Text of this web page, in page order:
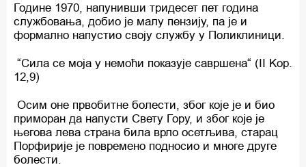
Године 1970, напунивши тридесет пет година
службовања, добио је малу пензију, па је и
формално напустио своју службу у Поликлиници.
“Сила се моја у немоћи показује савршена“ (II Kop.
12,9)
Осим оне првобитне болести, због које је и био
приморан да напусти Свету Гору, и због које је
његова лева страна била врло осетљива, старац
Порфирије је повремено подносио и многе друге
болести.